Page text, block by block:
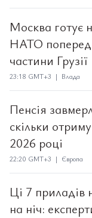
Москва готує
НАТО
частини Грузії
23:18 GMT+3 | Влада
Пенсія
скільки
2026 році
22:20 GMT+3 | Європа
Ці 7 приладів
на ніч: